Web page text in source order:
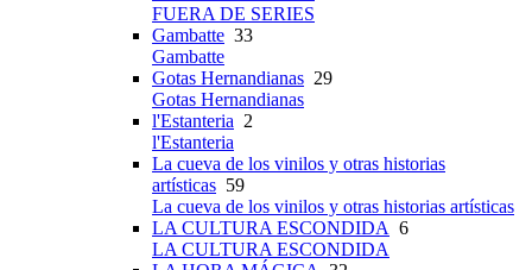
FUERA DE SERIES
Gambatte 33
Gambatte
Gotas Hernandianas 29
Gotas Hernandianas
l'Estanteria 2
l'Estanteria
La cueva de los vinilos y otras historias
artísticas 59
La cueva de los vinilos y otras historias artísticas
LA CULTURA ESCONDIDA 6
LA CULTURA ESCONDIDA